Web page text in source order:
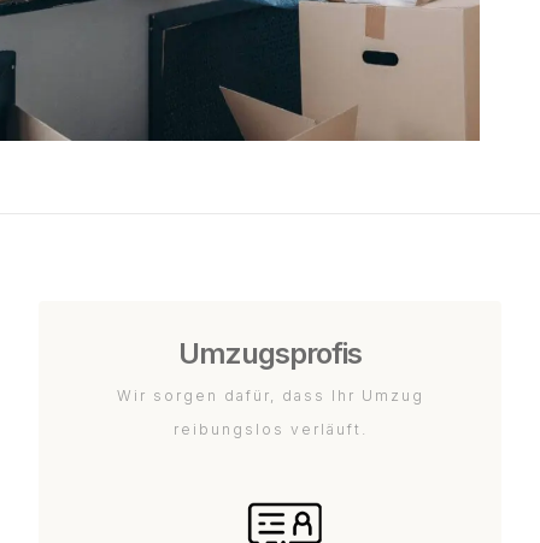
Umzugsprofis
Wir sorgen dafür, dass Ihr Umzug
reibungslos verläuft.